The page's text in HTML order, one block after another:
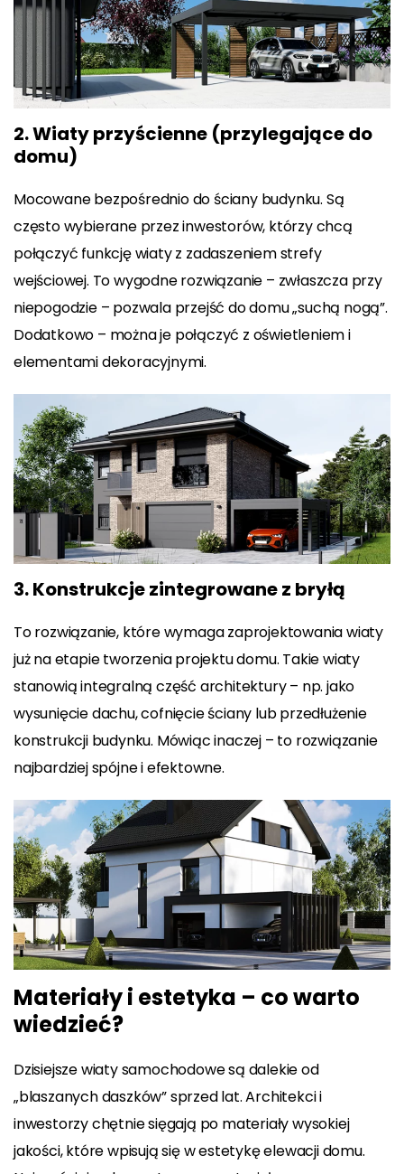
2. Wiaty przyścienne (przylegające do
domu)
Mocowane bezpośrednio do ściany budynku. Są
często wybierane przez inwestorów, którzy chcą
połączyć funkcję wiaty z zadaszeniem strefy
wejściowej. To wygodne rozwiązanie – zwłaszcza przy
niepogodzie – pozwala przejść do domu „suchą nogą”.
Dodatkowo – można je połączyć z oświetleniem i
elementami dekoracyjnymi.
3. Konstrukcje zintegrowane z bryłą
To rozwiązanie, które wymaga zaprojektowania wiaty
już na etapie tworzenia projektu domu. Takie wiaty
stanowią integralną część architektury – np. jako
wysunięcie dachu, cofnięcie ściany lub przedłużenie
konstrukcji budynku. Mówiąc inaczej – to rozwiązanie
najbardziej spójne i efektowne.
Materiały i estetyka – co warto
wiedzieć?
Dzisiejsze wiaty samochodowe są dalekie od
„blaszanych daszków” sprzed lat. Architekci i
inwestorzy chętnie sięgają po materiały wysokiej
jakości, które wpisują się w estetykę elewacji domu.